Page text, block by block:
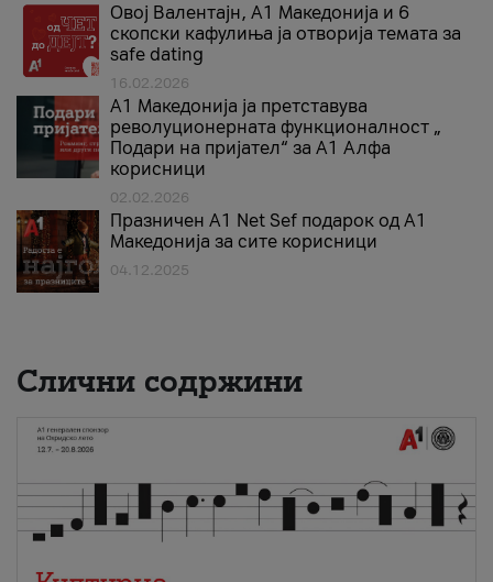
Овој Валентајн, A1 Македонија и 6
скопски кафулиња ја отворија темата за
safe dating
16.02.2026
А1 Македонија ја претставува
револуционерната функционалност „
Подари на пријател“ за А1 Алфа
корисници
02.02.2026
Празничен A1 Net Sеf подарок од А1
Македонија за сите корисници
04.12.2025
Слични содржини